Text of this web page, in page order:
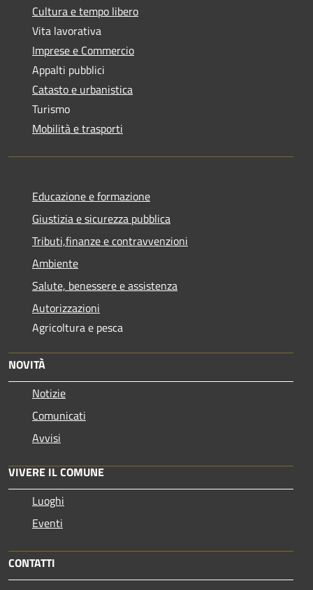
Cultura e tempo libero
Vita lavorativa
Imprese e Commercio
Appalti pubblici
Catasto e urbanistica
Turismo
Mobilità e trasporti
Educazione e formazione
Giustizia e sicurezza pubblica
Tributi,finanze e contravvenzioni
Ambiente
Salute, benessere e assistenza
Autorizzazioni
Agricoltura e pesca
NOVITÀ
Notizie
Comunicati
Avvisi
VIVERE IL COMUNE
Luoghi
Eventi
CONTATTI